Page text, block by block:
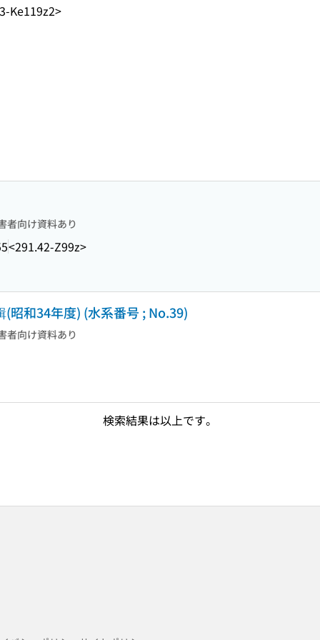
Ke119z2>
者向け資料あり
<291.42-Z99z>
昭和34年度) (水系番号 ; No.39)
者向け資料あり
検索結果は以上です。